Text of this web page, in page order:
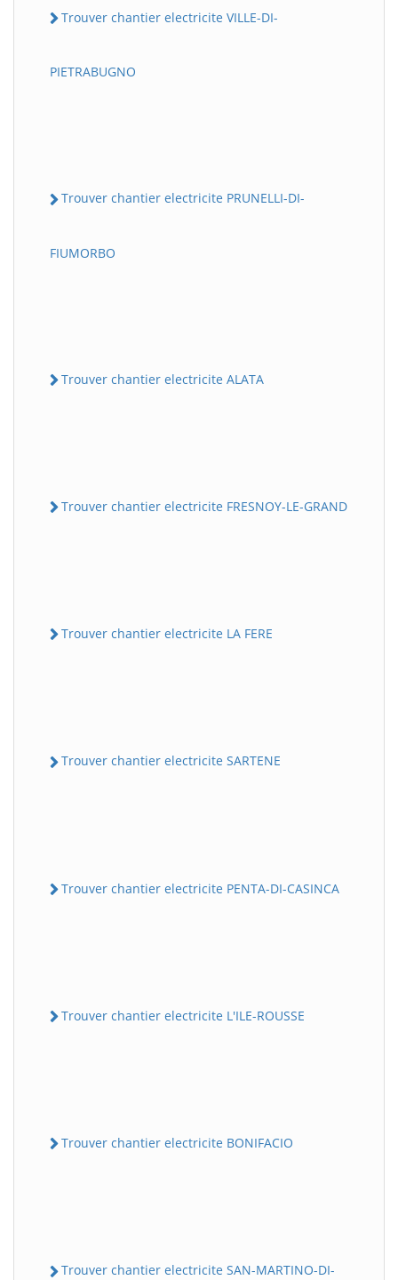
Trouver chantier electricite VILLE-DI-
PIETRABUGNO
Trouver chantier electricite PRUNELLI-DI-
FIUMORBO
Trouver chantier electricite ALATA
Trouver chantier electricite FRESNOY-LE-GRAND
Trouver chantier electricite LA FERE
Trouver chantier electricite SARTENE
Trouver chantier electricite PENTA-DI-CASINCA
Trouver chantier electricite L'ILE-ROUSSE
Trouver chantier electricite BONIFACIO
Trouver chantier electricite SAN-MARTINO-DI-